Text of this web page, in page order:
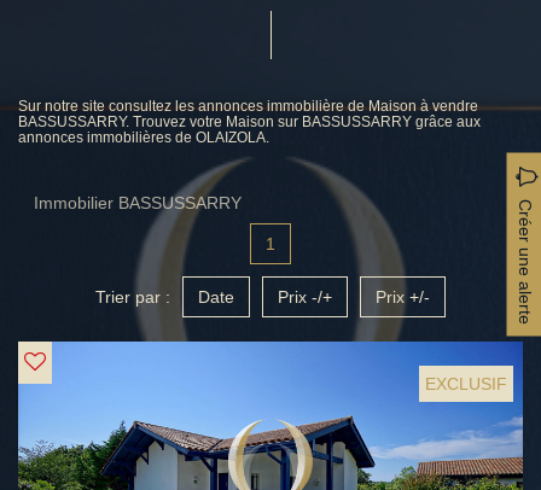
Sur notre site consultez les annonces immobilière de Maison à vendre
BASSUSSARRY. Trouvez votre Maison sur BASSUSSARRY grâce aux
annonces immobilières de OLAIZOLA.
Immobilier BASSUSSARRY Créer une alerte
1
Trier par : Date Prix -/+ Prix +/-
EXCLUSIF